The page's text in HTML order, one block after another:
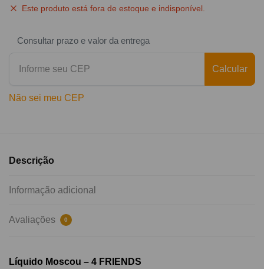
Este produto está fora de estoque e indisponível.
Consultar prazo e valor da entrega
Calcular
Não sei meu CEP
Descrição
Informação adicional
Avaliações 0
Líquido Moscou – 4 FRIENDS